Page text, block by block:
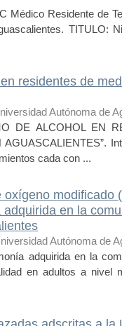
Médico Residente de
TITULO:
residentes de
Autónoma de
DE ALCOHOL EN
cada con ...
modificado
en la
Autónoma de
adquirida en la
en adultos a nivel